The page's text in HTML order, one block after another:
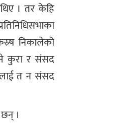
। तर केहि
निकालेको
कुरा र संसद
त न संसद
।